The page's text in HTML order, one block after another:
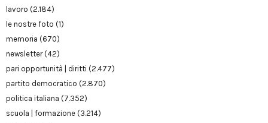
lavoro (2.184)
le nostre foto (1)
memoria (670)
newsletter(42)
pari opportunità | diritti (2.477)
partito democratico (2.870)
politica italiana (7.352)
scuola | formazione (3.214)